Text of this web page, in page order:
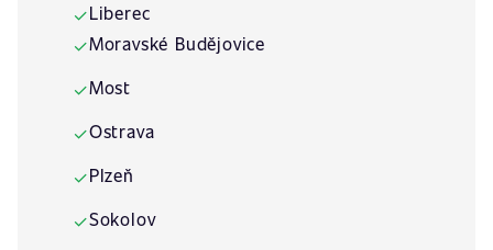
✓Liberec
✓Moravské Budějovice
✓Most
✓Ostrava
✓Plzeň
✓Sokolov